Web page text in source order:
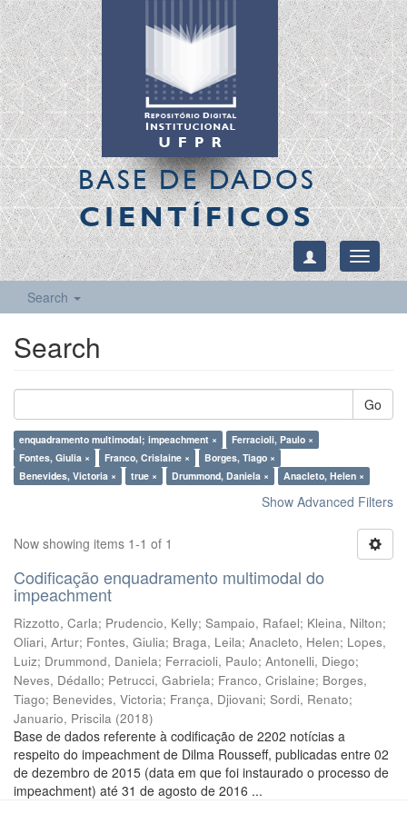
BASE DE DADOS
CIENTÍFICOS
Toggle
Search
Search
Go
enquadramento multimodal; impeachment ×
Ferracioli, Paulo ×
Fontes, Giulia ×
Franco, Crislaine ×
Borges, Tiago ×
Benevides, Victoria ×
true × Drummond, Daniela × Anacleto, Helen ×
Show Advanced Filters
Now showing items 1-1 of 1
Codificação enquadramento multimodal do
impeachment
Rizzotto, Carla; Prudencio, Kelly; Sampaio, Rafael; Kleina, Nilton;
Oliari, Artur; Fontes, Giulia; Braga, Leila; Anacleto, Helen; Lopes,
Luiz; Drummond, Daniela; Ferracioli, Paulo; Antonelli, Diego;
Neves, Dédallo; Petrucci, Gabriela; Franco, Crislaine; Borges,
Tiago; Benevides, Victoria; França, Djiovani; Sordi, Renato;
Januario, Priscila (2018)
Base de dados referente à codificação de 2202 notícias a
respeito do impeachment de Dilma Rousseff, publicadas entre 02
de dezembro de 2015 (data em que foi instaurado o processo de
impeachment) até 31 de agosto de 2016 ...